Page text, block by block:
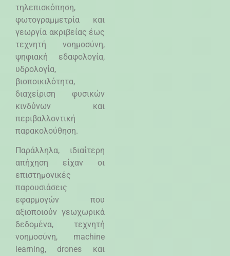
τηλεπισκόπηση,
φωτογραμμετρία και
γεωργία ακριβείας έως
τεχνητή νοημοσύνη,
ψηφιακή εδαφολογία,
υδρολογία,
βιοποικιλότητα,
διαχείριση φυσικών
κινδύνων και
περιβαλλοντική
παρακολούθηση.
Παράλληλα, ιδιαίτερη
απήχηση είχαν οι
επιστημονικές
παρουσιάσεις
εφαρμογών που
αξιοποιούν γεωχωρικά
δεδομένα, τεχνητή
νοημοσύνη, machine
learning, drones και